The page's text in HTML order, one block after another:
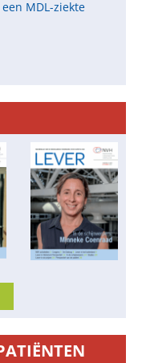
MDL-ziekte